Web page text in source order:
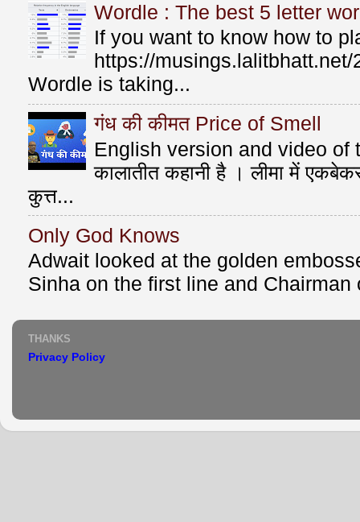
Wordle : The best 5 letter
If you want to know how to
https://
Wordle is taking...
गंध की कीमत Price of Smell
English version and video
कालातीत कहानी है । लीमा में
कुत्त...
Only God Knows
Adwait looked at the golden
Sinha on the first line and
THANKS
Privacy Policy